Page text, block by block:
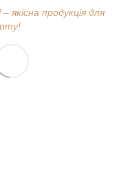
якісна продукція для